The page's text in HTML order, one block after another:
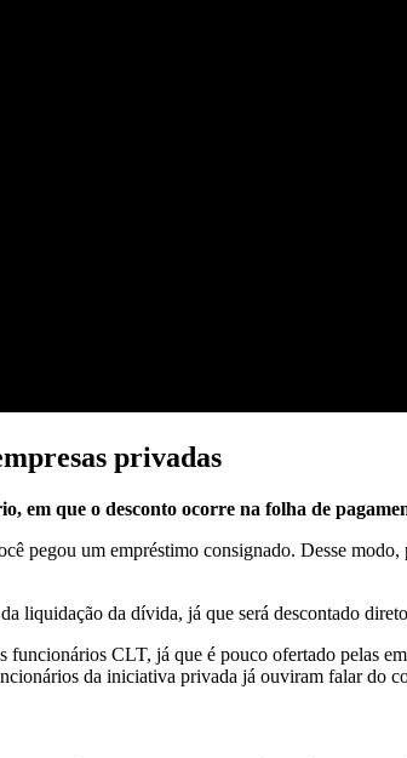
privadas
em que o desconto ocorre na folha de
pegou um empréstimo consignado. Desse
liquidação da dívida, já que será descontado
CLT, já que é pouco ofertado pelas
da iniciativa privada já ouviram falar do